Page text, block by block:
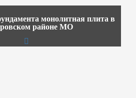
монолитная плита в
районе МО